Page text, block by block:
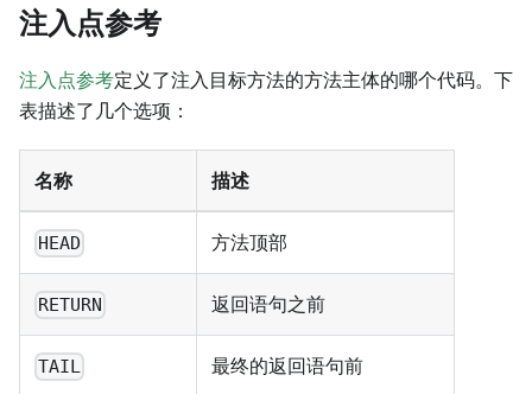
注入点参考
注入点参考定义了注入目标方法的方法主体的哪个代码。下
表描述了几个选项：
名称 描述
HEAD 方法顶部
RETURN 返回语句之前
TAIL 最终的返回语句前